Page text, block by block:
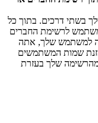
בשתי דרכים. בתוך כל
לרשימת החברים
למשתמש שלך, אתה
שמות המשתמשים
שלך בעזרת